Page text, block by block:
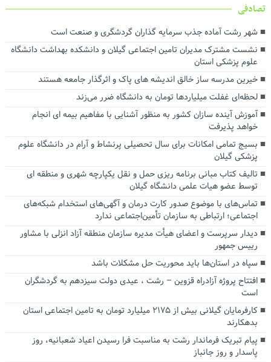
تصادفی
شهر رشت آماده جذب سرمایه گذاران گردشگری و صنعت است
نشست مشترک مدیران تامین اجتماعی گیلان و دانشکده بهداشت دانشگاه
علوم پزشکی استان
خیرین مدرسه ساز خالق اندیشه های پاک و اثرگذار جامعه هستند
لحظه‌ای غفلت میلیاردها تومان به دانشگاه ضرر می‌زند
آموزش آینده سازان کشور به منظور آشنایی با مفاهیم بیمه ای انجام
خواهد پذیرفت
بسیج تمامی امکانات برای سال تحصیلی پرنشاط و آرام در دانشگاه علوم
پزشکی گیلان
تالیف کتاب مبانی برنامه ریزی حمل و نقل یکپارچه شهری و منطقه ای
توسط عضو هیات علمی دانشگاه گیلان
تماس‌های با موضوع صدور کارت درمان و آگهی‌های استخدام شبکه‌های
اجتماعی؛ ارتباطی به سازمان تأمین‌اجتماعی ندارد
دیدار سرپرست و اعضای هیأت مدیره سازمان منطقه آزاد انزلی با مشاور
رییس جمهور
سپاه در استان‌ها باید محوریت حل مشکلات باشد
افتتاح پروژه آزادراه قزوین – رشت ، عیدی دولت سیزدهم به گردشگران
است
کارفرمایان گیلانی بیش از ۲۱۷۵ میلیارد تومان به تامین اجتماعی استان
بدهکارند
پیام تبریک فرماندار رشت به مناسبت فرا رسیدن اعیاد شعبانیه، روز
پاسدار و روز جانباز